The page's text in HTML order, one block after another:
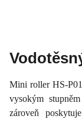
Mini roller HS-
vysokým
zároveň